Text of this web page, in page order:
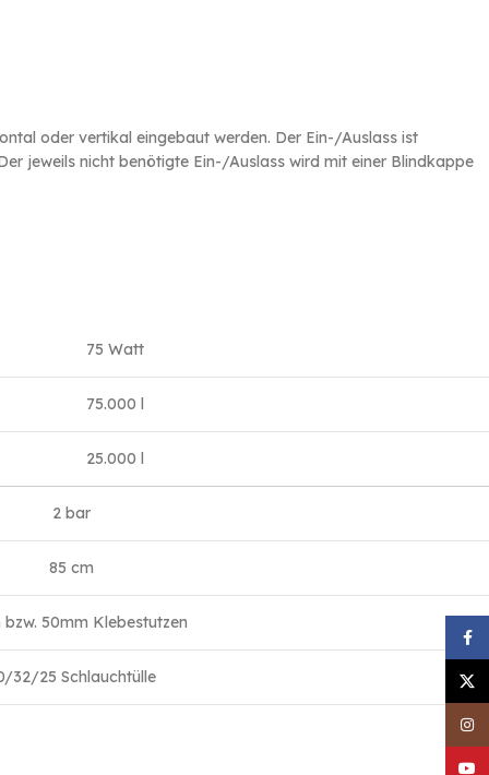
oder vertikal eingebaut werden. Der Ein-/Auslass ist
jeweils nicht benötigte Ein-/Auslass wird mit einer Blindkappe
75 Watt
75.000 l
25.000 l
2 bar
85 cm
bzw. 50mm Klebestutzen
32/25 Schlauchtülle